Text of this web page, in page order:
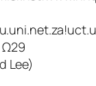
Lee)